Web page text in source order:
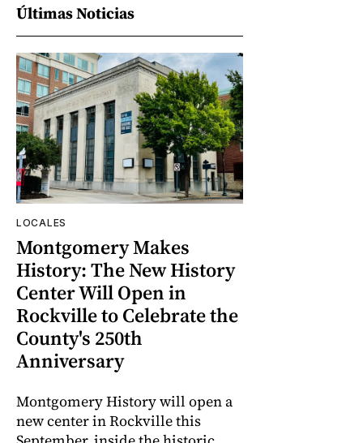
Últimas Noticias
LOCALES
Montgomery Makes
History: The New History
Center Will Open in
Rockville to Celebrate the
County's 250th
Anniversary
Montgomery History will open a
new center in Rockville this